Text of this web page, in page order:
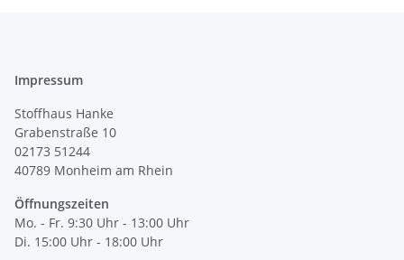
Impressum
Stoffhaus Hanke
Grabenstraße 10
02173 51244
40789 Monheim am Rhein
Öffnungszeiten
Mo. - Fr. 9:30 Uhr - 13:00 Uhr
Di. 15:00 Uhr - 18:00 Uhr